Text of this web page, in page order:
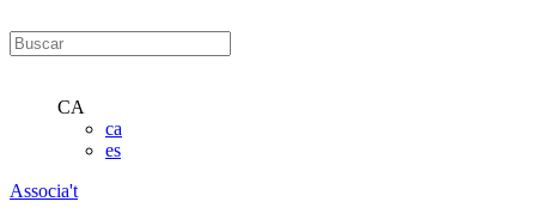
CA
ca
es
Associa't